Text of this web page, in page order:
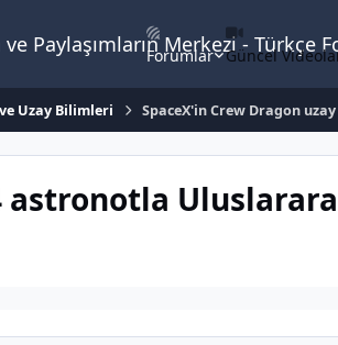
ve Paylaşımların Merkezi -
Forumlar Güncel
Uzay Bilimleri SpaceX'in Crew Dragon